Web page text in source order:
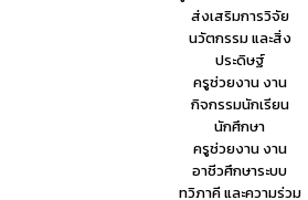
ส่งเสริมการวิจัย
นวัตกรรม และสิ่ง
ประดิษฐ์
ครูช่วยงาน งาน
กิจกรรมนักเรียน
นักศึกษา
ครูช่วยงาน งาน
อาชีวศึกษาระบบ
ทวิภาคี และความร่วม